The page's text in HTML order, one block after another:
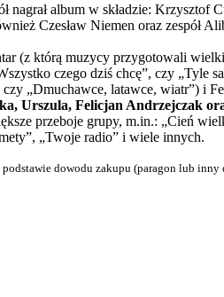
nagrał album w składzie: Krzysztof
Czesław Niemen oraz zespół
(z którą muzycy przygotowali
czego dziś chcę”, czy „Tyle
„Dmuchawce, latawce, wiatr”) i
Urszula, Felicjan Andrzejczak
przeboje grupy, m.in.: „Cień
„Twoje radio” i wiele innych.
dowodu zakupu (paragon lub